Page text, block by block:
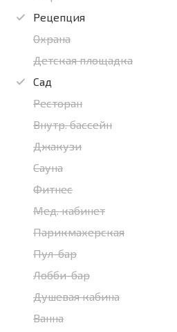
Рецепция
Охрана
Детская площадка
Сад
Ресторан
Внутр. бассейн
Джакузи
Сауна
Фитнес
Мед. кабинет
Парикмахерская
Пул-бар
Лобби-бар
Душевая кабина
Ванна